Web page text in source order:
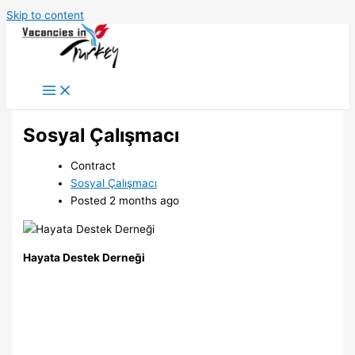
Skip to content
Sosyal Çalışmacı
Contract
Sosyal Çalışmacı
Posted 2 months ago
Hayata Destek Derneği